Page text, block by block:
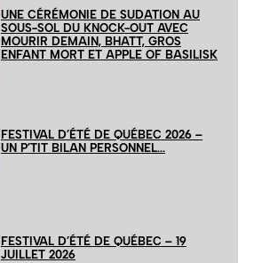
UNE CÉRÉMONIE DE SUDATION AU
SOUS-SOL DU KNOCK-OUT AVEC
MOURIR DEMAIN, BHATT, GROS
ENFANT MORT ET APPLE OF BASILISK
FESTIVAL D’ÉTÉ DE QUÉBEC 2026 –
UN P’TIT BILAN PERSONNEL…
FESTIVAL D’ÉTÉ DE QUÉBEC – 19
JUILLET 2026